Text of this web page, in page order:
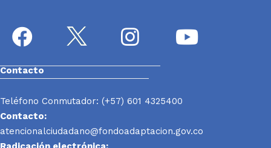
Contacto
Teléfono Conmutador: (+57) 601 4325400
Contacto:
atencionalciudadano@fondoadaptacion.gov.co